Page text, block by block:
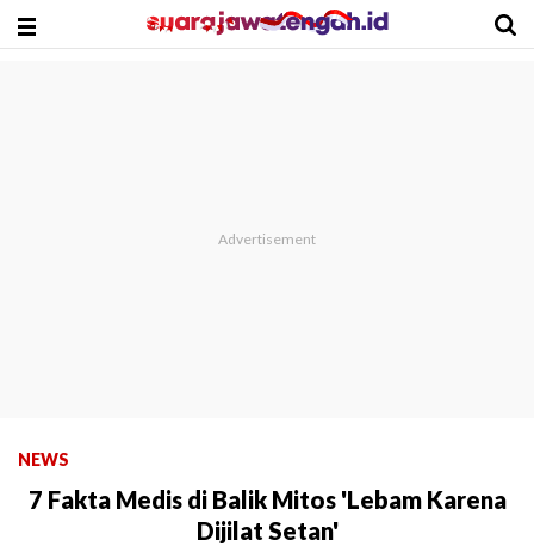
NEWS
7 Fakta Medis di Balik Mitos 'Lebam Karena
Dijilat Setan'